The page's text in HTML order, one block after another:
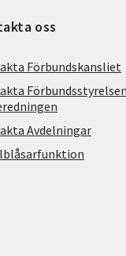
oss
Förbundskansliet
Avdelningar